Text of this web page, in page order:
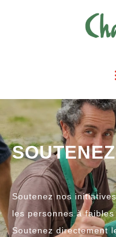
Soutenez nos
les personnes à faibles
Soutenez directement